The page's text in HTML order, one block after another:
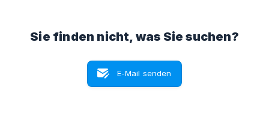
Sie finden nicht, was Sie suchen?
E-Mail senden